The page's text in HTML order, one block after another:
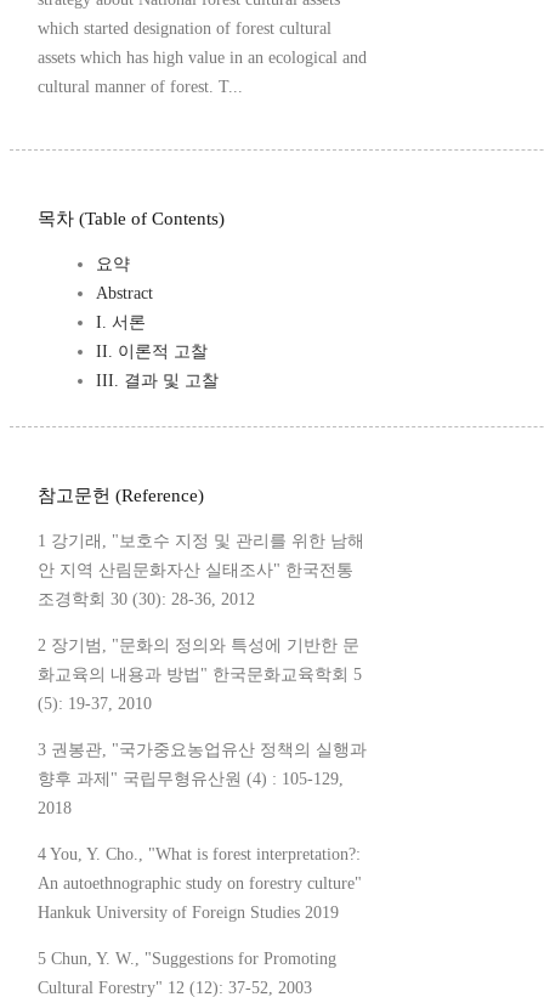
which started designation of forest cultural
assets which has high value in an ecological and
cultural manner of forest. T...
목차 (Table of Contents)
요약
Abstract
I. 서론
II. 이론적 고찰
III. 결과 및 고찰
참고문헌 (Reference)
1 강기래, "보호수 지정 및 관리를 위한 남해
안 지역 산림문화자산 실태조사" 한국전통
조경학회 30 (30): 28-36, 2012
2 장기범, "문화의 정의와 특성에 기반한 문
화교육의 내용과 방법" 한국문화교육학회 5
(5): 19-37, 2010
3 권봉관, "국가중요농업유산 정책의 실행과
향후 과제" 국립무형유산원 (4) : 105-129,
2018
4 You, Y. Cho., "What is forest interpretation?:
An autoethnographic study on forestry culture"
Hankuk University of Foreign Studies 2019
5 Chun, Y. W., "Suggestions for Promoting
Cultural Forestry" 12 (12): 37-52, 2003